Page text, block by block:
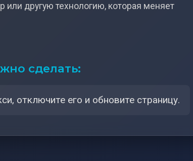
или другую технологию, которая меняет
сделать:
отключите его и обновите страницу.